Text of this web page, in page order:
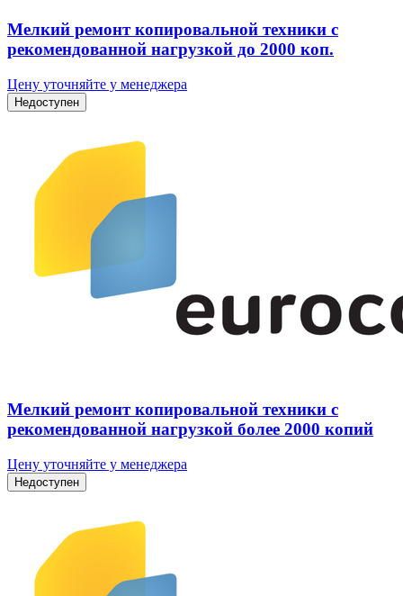
Мелкий ремонт копировальной техники с
рекомендованной нагрузкой до 2000 коп.
Цену уточняйте у менеджера
Недоступен
Мелкий ремонт копировальной техники с
рекомендованной нагрузкой более 2000 копий
Цену уточняйте у менеджера
Недоступен